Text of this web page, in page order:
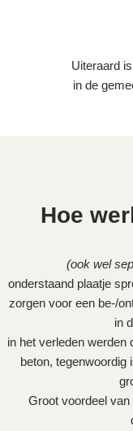
Uiteraard
in de
Hoe
(ook wel
onderstaand plaatje
zorgen voor een be-/
in
in het verleden werden
beton, tegenwoordig
Groot voordeel